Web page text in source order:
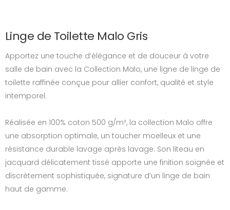
Linge de Toilette Malo Gris
Apportez une touche d’élégance et de douceur à votre
salle de bain avec la Collection Malo, une ligne de linge de
toilette raffinée conçue pour allier confort, qualité et style
intemporel.
Réalisée en 100% coton 500 g/m², la collection Malo offre
une absorption optimale, un toucher moelleux et une
résistance durable lavage après lavage. Son liteau en
jacquard délicatement tissé apporte une finition soignée et
discrètement sophistiquée, signature d’un linge de bain
haut de gamme.